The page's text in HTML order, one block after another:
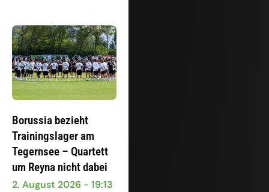
Borussia bezieht
Trainingslager am
Tegernsee – Quartett
um Reyna nicht dabei
2. August 2026
19:13